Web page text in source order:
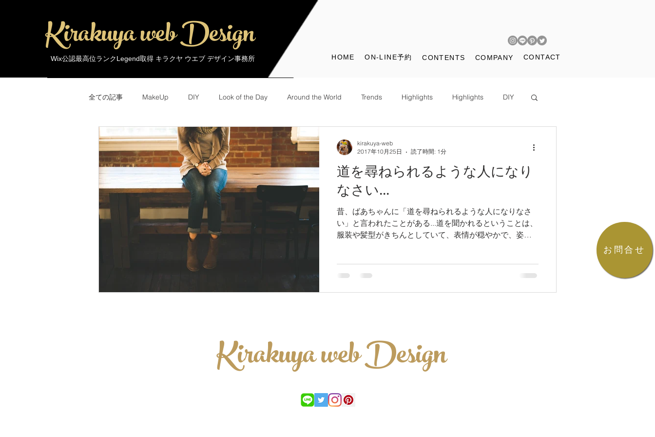
Wix公認最高位ランクLegend取得 キラクヤ ウエブ デザイン事務所
Kirakuya web Design HOME ON-LINE予約 CONTENTS COMPANY CONTACT
お問合せ
全ての記事 MakeUp DIY Look of the Day Around the World Trends Highlights Highlights DIY
MakeUp Trends Around the World Look of the Day
道を尋ねられるような人になり
なさい...
昔、ばあちゃんに「道を尋ねられるような人になりなさ
い」と言われたことがある...道を聞かれるということは、
服装や髪型がきちんとしていて、表情が穏やかで、姿勢
kirakuya-web
2017年10月25日
読了時間: 1分
Kirakuya web Design